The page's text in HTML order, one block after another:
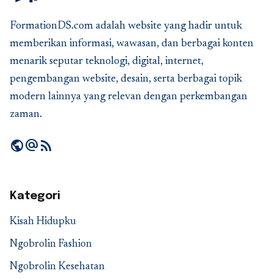
FormationDS.com adalah website yang hadir untuk
memberikan informasi, wawasan, dan berbagai konten
menarik seputar teknologi, digital, internet,
pengembangan website, desain, serta berbagai topik
modern lainnya yang relevan dengan perkembangan
zaman.
publicalternate_emailrss_feed
Kategori
Kisah Hidupku
Ngobrolin Fashion
Ngobrolin Kesehatan